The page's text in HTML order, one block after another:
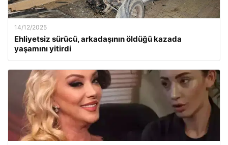
14/12/2025
Ehliyetsiz sürücü, arkadaşının öldüğü kazada
yaşamını yitirdi